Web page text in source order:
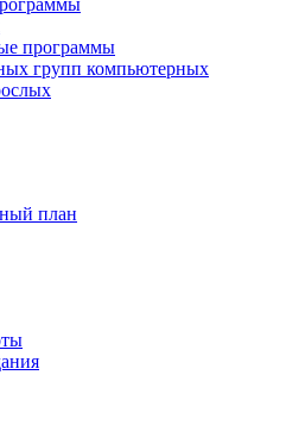
программы
групп компьютерных
план